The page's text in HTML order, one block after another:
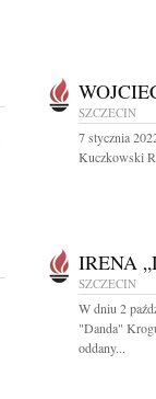
SZCZECIN
7 stycznia
Kuczkowski
IRENA
SZCZECIN
W dniu 2
"Danda"
oddany...